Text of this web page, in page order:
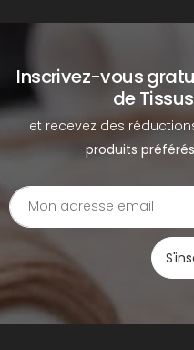
Inscrivez-vous
de
et recevez des
produits préférés